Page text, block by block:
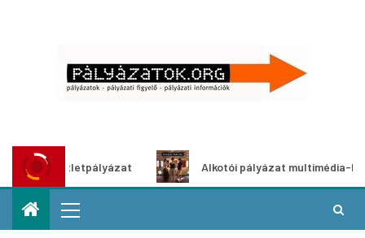
Alkotói pályázat multimédia-kiállításhoz